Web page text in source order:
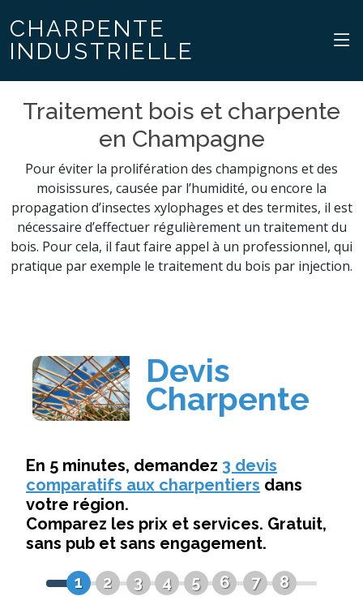
CHARPENTE
INDUSTRIELLE
Traitement bois et charpente
en Champagne
Pour éviter la prolifération des champignons et des
moisissures, causée par l’humidité, ou encore la
propagation d’insectes xylophages et des termites, il est
nécessaire d’effectuer régulièrement un traitement du
bois. Pour cela, il faut faire appel à un professionnel, qui
pratique par exemple le traitement du bois par injection.